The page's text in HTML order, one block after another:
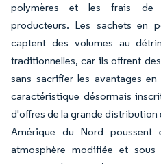
polymères et les frais de
producteurs. Les sachets en
captent des volumes au
traditionnelles, car ils offrent
sans sacrifier les avantages
caractéristique désormais
d'offres de la grande distribution
Amérique du Nord poussent
atmosphère modifiée et